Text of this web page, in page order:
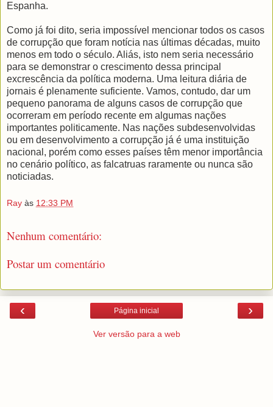
Espanha.
Como já foi dito, seria impossível mencionar todos os casos
de corrupção que foram notícia nas últimas décadas, muito
menos em todo o século. Aliás, isto nem seria necessário
para se demonstrar o crescimento dessa principal
excrescência da política moderna. Uma leitura diária de
jornais é plenamente suficiente. Vamos, contudo, dar um
pequeno panorama de alguns casos de corrupção que
ocorreram em período recente em algumas nações
importantes politicamente. Nas nações subdesenvolvidas
ou em desenvolvimento a corrupção já é uma instituição
nacional, porém como esses países têm menor importância
no cenário político, as falcatruas raramente ou nunca são
noticiadas.
Ray às 12:33 PM
Nenhum comentário:
Postar um comentário
‹ ›
Página inicial
Ver versão para a web